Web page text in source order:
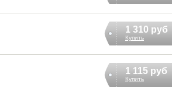
1 310 руб
Купить
1 115 руб
Купить